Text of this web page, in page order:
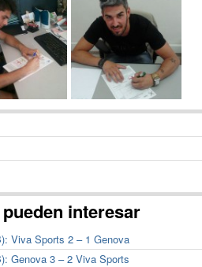
interesar
Viva Sports 2 – 1 Genova
Genova 3 – 2 Viva Sports